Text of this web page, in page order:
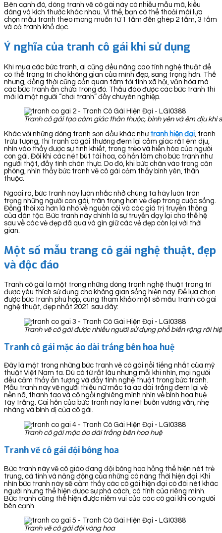
Bên cạnh đó, dòng tranh vẽ cô gái này có nhiều mẫu mã, kiểu
dáng và kích thước khác nhau. Vì thế, bạn có thể thoải mái lựa
chọn mẫu tranh theo mong muốn từ 1 tấm đến ghép 2 tấm, 3 tấm
và cả tranh khổ dọc.
Ý nghĩa của tranh cô gái khi sử dụng
Khi mua các bức tranh, ai cũng đều nâng cao tính nghệ thuật để
có thể trang trí cho không gian của mình đẹp, sang trọng hơn. Thế
nhưng, đồng thời cũng cần quan tâm tới tính xã hội, văn hóa mà
các bức tranh ẩn chứa trong đó. Thấu đáo được các bức tranh thì
mới là một người “chơi tranh” đầy chuyên nghiệp.
Tranh cô gái tạo cảm giác thân thuộc, bình yên và êm dịu khi
Khác với những dòng tranh sơn dầu khác như tranh hiện đại , tranh
trừu tượng, thì tranh cô gái thường đem lại cảm giác rất êm dịu,
nhìn vào thấy được sự tinh khiết, trong trẻo và hiền hòa của người
con gái. Đôi khi các nét bút tài hoa, có hồn làm cho bức tranh như
người thật, đầy tính chân thực. Do đó, khi bức chân vào trong căn
phòng, nhìn thấy bức tranh vẽ cô gái cảm thấy bình yên, thân
thuộc.
Ngoài ra, bức tranh này luôn nhắc nhở chúng ta hãy luôn trân
trọng những người con gái, trân trọng hơn vẻ đẹp trong cuộc sống.
Đồng thời xa hơn là nhớ về nguồn cội và các giá trị truyền thống
của dân tộc. Bức tranh này chính là sự truyền dạy lại cho thế hệ
sau về các vẻ đẹp đã qua và gìn giữ các vẻ đẹp còn lại với thời
gian.
Một số mẫu trang cô gái nghệ thuật, đẹp
và độc đáo
Tranh cô gái là một trong những dòng tranh nghệ thuật trang trí
được yêu thích sử dụng cho không gian sống hiện nay. Để lựa chọn
được bức tranh phù hợp, cùng tham khảo một số mẫu tranh cô gái
nghệ thuật, đẹp nhất 2021 sau đây:
Tranh vẽ cô gái được nhiều người sử dụng phổ biến rộng rãi
Tranh cô gái mặc áo dài trắng bên hoa huệ
Đây là một trong những bức tranh vẽ cô gái nổi tiếng nhất của mỹ
thuật Việt Nam ta. Dù có từ rất lâu nhưng mỗi khi nhìn, mọi người
đều cảm thấy ấn tượng và đầy tính nghệ thuật trong bức tranh.
Mẫu tranh này vẽ người thiếu nữ mắc tà áo dài trắng đem lại vẻ
nền nã, thanh tao và cô ngồi nghiêng mình nhìn về bình hoa huệ
tây trắng. Cái hồn của bức tranh này là nét buồn vương vấn, nhẹ
nhàng và bình dị của cô gái.
Tranh cô gái mặc áo dài trắng bên hoa huệ
Tranh vẽ cô gái đội bông hoa
Bức tranh này vẽ cô giáo đang đội bông hoa hồng thể hiện nét trẻ
trung, cá tính và năng động của những cô nàng thời hiện đại. Khi
nhìn bức tranh này sẽ cảm thấy các cô gái hiện đại có đôi nét khác
người nhưng thể hiện được sự phá cách, cá tính của riêng mình.
Bức tranh cũng thể hiện được niềm vui của các cô gái khi có người
bên cạnh.
Tranh vẽ cô gái đội vòng hoa